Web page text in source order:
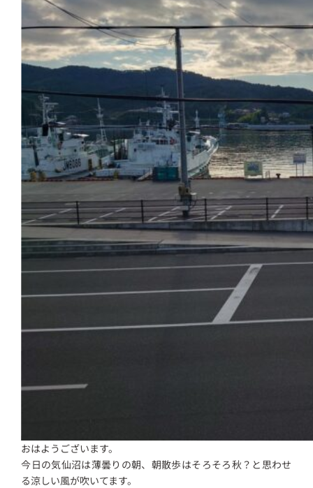
おはようございます。
今日の気仙沼は薄曇りの朝、朝散歩はそろそろ秋？と思わせ
る涼しい風が吹いてます。